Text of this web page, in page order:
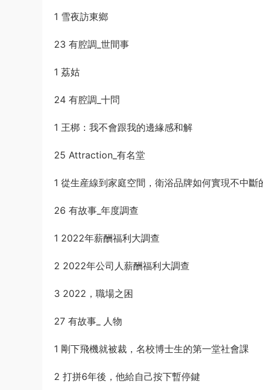
1 雪夜訪東鄉
23 有腔調_世間事
1 荔姑
24 有腔調_十問
1 王梆：我不會跟我的邊緣感和解
25 Attraction_有名堂
1 從生産線到家庭空間，衛浴品牌如何實現不中斷
26 有故事_年度調查
1 2022年薪酬福利大調查
2 2022年公司人薪酬福利大調查
3 2022，職場之困
27 有故事_ 人物
1 剛下飛機就被裁，名校博士生的第一堂社會課
2 打拼6年後，他給自己按下暫停鍵